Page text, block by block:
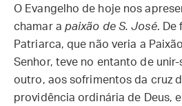
O Evangelho de hoje nos
chamar a paixão de S. José. De
Patriarca, que não veria a
Senhor, teve no entanto de
outro, aos sofrimentos da cruz
providência ordinária de Deus,